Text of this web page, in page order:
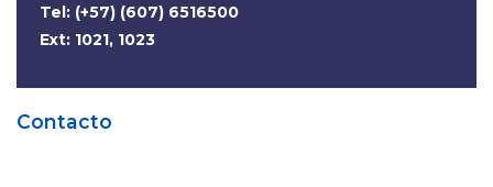
Tel: (+57) (607) 6516500
Ext: 1021, 1023
Contacto